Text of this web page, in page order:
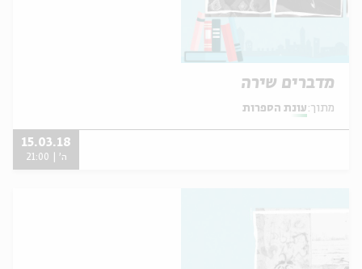
מדברים שירה
מתוך: עונת הספרות
15.03.18
ה' | 21:00